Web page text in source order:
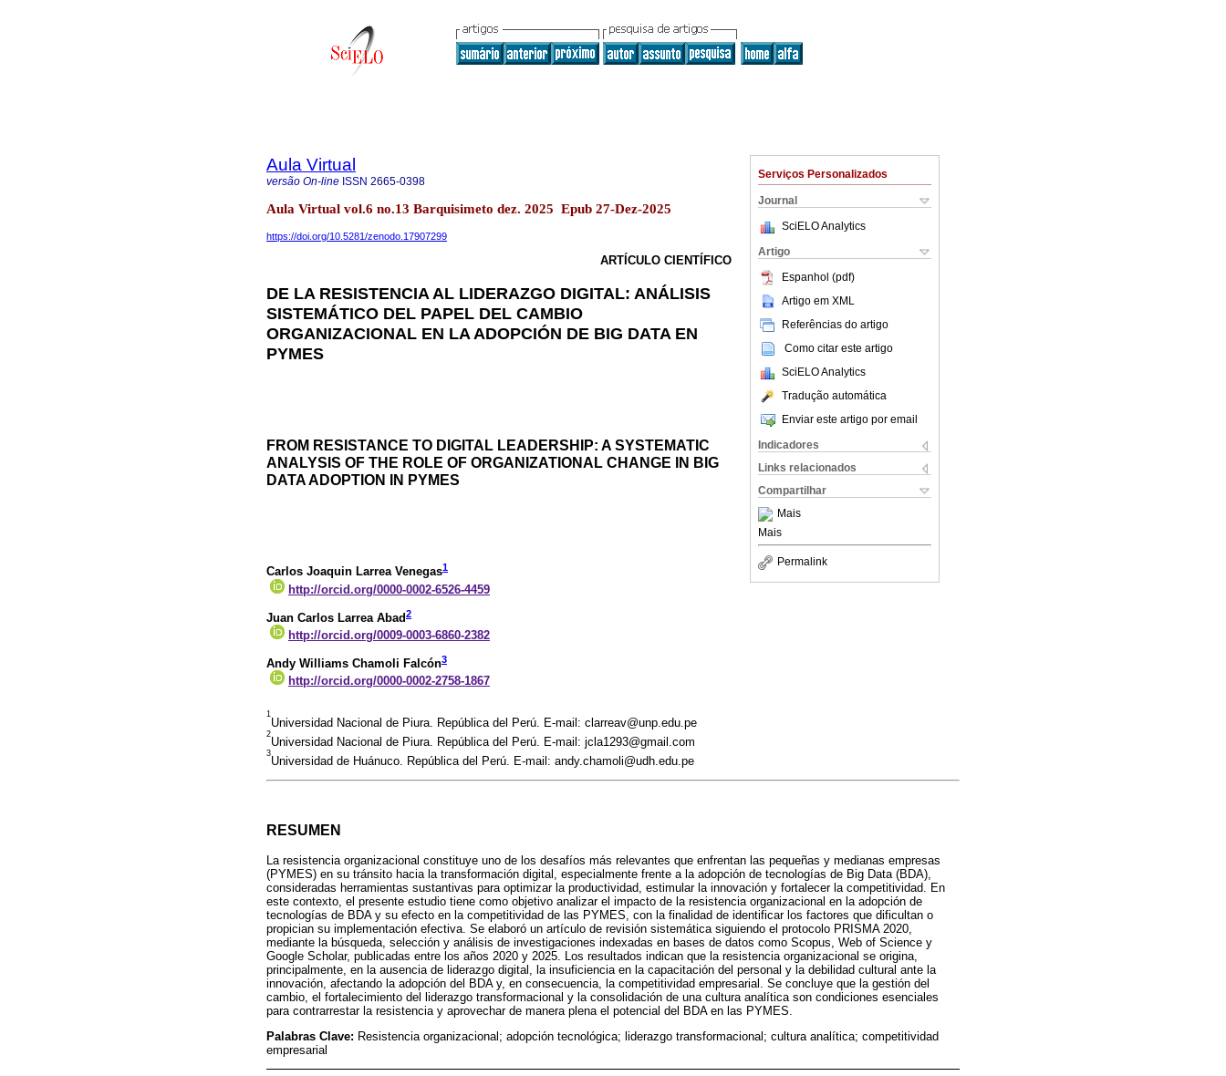
Serviços Personalizados
Journal
SciELO Analytics
Artigo
Espanhol (pdf)
Artigo em XML
Referências do artigo
Como citar este artigo
SciELO Analytics
Tradução automática
Enviar este artigo por email
Indicadores
Links relacionados
Compartilhar
Mais
Mais
Permalink
Aula Virtual
versão On-line ISSN 2665-0398
Aula Virtual vol.6 no.13 Barquisimeto dez. 2025 Epub 27-Dez-2025
https://doi.org/10.5281/zenodo.17907299
ARTÍCULO CIENTÍFICO
DE LA RESISTENCIA AL LIDERAZGO DIGITAL: ANÁLISIS
SISTEMÁTICO DEL PAPEL DEL CAMBIO
ORGANIZACIONAL EN LA ADOPCIÓN DE BIG DATA EN
PYMES
FROM RESISTANCE TO DIGITAL LEADERSHIP: A SYSTEMATIC
ANALYSIS OF THE ROLE OF ORGANIZATIONAL CHANGE IN BIG
DATA ADOPTION IN PYMES
Carlos Joaquin Larrea Venegas1
http://orcid.org/0000-0002-6526-4459
Juan Carlos Larrea Abad2
http://orcid.org/0009-0003-6860-2382
Andy Williams Chamoli Falcón3
http://orcid.org/0000-0002-2758-1867
1
Universidad Nacional de Piura. República del Perú. E-mail: clarreav@unp.edu.pe
2
Universidad Nacional de Piura. República del Perú. E-mail: jcla1293@gmail.com
3
Universidad de Huánuco. República del Perú. E-mail: andy.chamoli@udh.edu.pe
RESUMEN
La resistencia organizacional constituye uno de los desafíos más relevantes que enfrentan las pequeñas y medianas empresas
(PYMES) en su tránsito hacia la transformación digital, especialmente frente a la adopción de tecnologías de Big Data (BDA),
consideradas herramientas sustantivas para optimizar la productividad, estimular la innovación y fortalecer la competitividad. En
este contexto, el presente estudio tiene como objetivo analizar el impacto de la resistencia organizacional en la adopción de
tecnologías de BDA y su efecto en la competitividad de las PYMES, con la finalidad de identificar los factores que dificultan o
propician su implementación efectiva. Se elaboró un artículo de revisión sistemática siguiendo el protocolo PRISMA 2020,
mediante la búsqueda, selección y análisis de investigaciones indexadas en bases de datos como Scopus, Web of Science y
Google Scholar, publicadas entre los años 2020 y 2025. Los resultados indican que la resistencia organizacional se origina,
principalmente, en la ausencia de liderazgo digital, la insuficiencia en la capacitación del personal y la debilidad cultural ante la
innovación, afectando la adopción del BDA y, en consecuencia, la competitividad empresarial. Se concluye que la gestión del
cambio, el fortalecimiento del liderazgo transformacional y la consolidación de una cultura analítica son condiciones esenciales
para contrarrestar la resistencia y aprovechar de manera plena el potencial del BDA en las PYMES.
Palabras Clave: Resistencia organizacional; adopción tecnológica; liderazgo transformacional; cultura analítica; competitividad
empresarial